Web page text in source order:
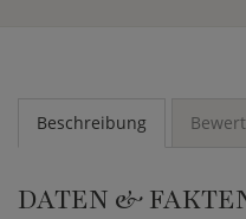
Beschreibung
DATEN &